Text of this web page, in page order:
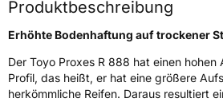
technik-service@toyo-
Produktbeschreibung
Erhöhte Bodenhaftung auf trockener
Der Toyo Proxes R 888 hat einen hohen
Profil, das heißt, er hat eine größere
herkömmliche Reifen. Daraus resultiert